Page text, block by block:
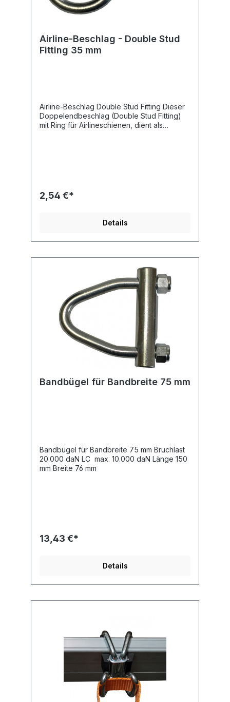
Airline-Beschlag - Double Stud
Fitting 35 mm
Airline-Beschlag Double Stud Fitting Dieser
Doppelendbeschlag (Double Stud Fitting)
mit Ring für Airlineschienen, dient als
Fitting passt in alle bei uns erhältlichen
Airlineschienen. für Bandbreite 35 mm
Bruchlast 2.000 daN
2,54 €*
Details
Bandbügel für Bandbreite 75 mm
Bandbügel für Bandbreite 75 mm Bruchlast
20.000 daN LC max. 10.000 daN Länge 150
mm Breite 76 mm
13,43 €*
Details